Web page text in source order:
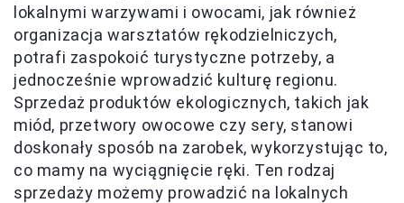
lokalnymi warzywami i owocami, jak również
organizacja warsztatów rękodzielniczych,
potrafi zaspokoić turystyczne potrzeby, a
jednocześnie wprowadzić kulturę regionu.
Sprzedaż produktów ekologicznych, takich jak
miód, przetwory owocowe czy sery, stanowi
doskonały sposób na zarobek, wykorzystując to,
co mamy na wyciągnięcie ręki. Ten rodzaj
sprzedaży możemy prowadzić na lokalnych